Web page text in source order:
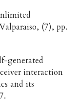
(7), pp.
generated
interaction
and its